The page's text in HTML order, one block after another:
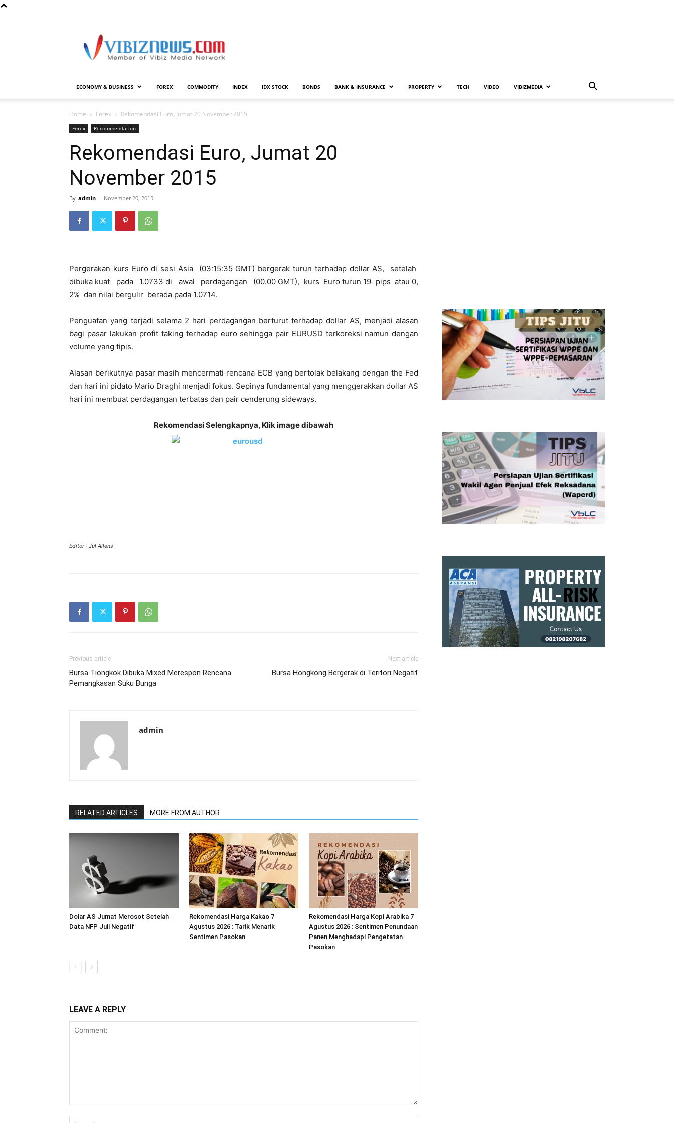
ECONOMY & BUSINESS FOREX COMMODITY INDEX IDX STOCK BONDS BANK & INSURANCE PROPERTY TECH VIDEO VIBIZMEDIA
Home Forex Rekomendasi Euro, Jumat 20 November 2015
Forex Recommendation
Rekomendasi Euro, Jumat 20
November 2015
By admin - November 20, 2015
Pergerakan kurs Euro di sesi Asia (03:15:35 GMT) bergerak turun terhadap dollar AS, setelah
dibuka kuat pada 1.0733 di awal perdagangan (00.00 GMT), kurs Euro turun 19 pips atau 0,
2% dan nilai bergulir berada pada 1.0714.
Penguatan yang terjadi selama 2 hari perdagangan berturut terhadap dollar AS, menjadi alasan
bagi pasar lakukan profit taking terhadap euro sehingga pair EURUSD terkoreksi namun dengan
volume yang tipis.
Alasan berikutnya pasar masih mencermati rencana ECB yang bertolak belakang dengan the Fed
dan hari ini pidato Mario Draghi menjadi fokus. Sepinya fundamental yang menggerakkan dollar AS
hari ini membuat perdagangan terbatas dan pair cenderung sideways.
Rekomendasi Selengkapnya, Klik image dibawah
Editor : Jul Allens
Previous article
Bursa Tiongkok Dibuka Mixed Merespon Rencana
Pemangkasan Suku Bunga
Next article
Bursa Hongkong Bergerak di Teritori Negatif
admin
RELATED ARTICLES MORE FROM AUTHOR
Dolar AS Jumat Merosot Setelah
Data NFP Juli Negatif
Rekomendasi Harga Kakao 7
Agustus 2026 : Tarik Menarik
Sentimen Pasokan
Rekomendasi Harga Kopi Arabika 7
Agustus 2026 : Sentimen Penundaan
Panen Menghadapi Pengetatan
Pasokan
LEAVE A REPLY